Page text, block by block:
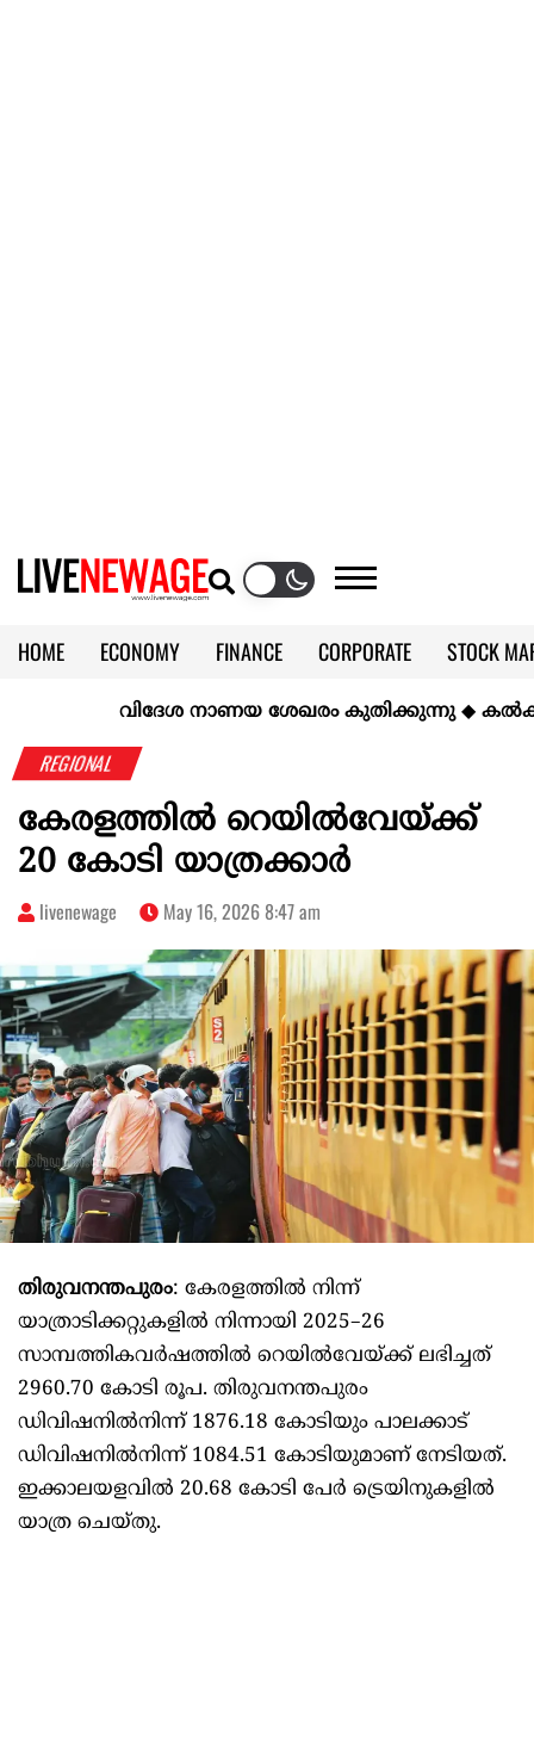
HOME ECONOMY FINANCE CORPORATE
STOCK
KERALA @70
വിദേശ നാണയ ശേഖരം കുതിക്കുന്നു◆
REGIONAL
കേരളത്തിൽ റെയിൽവേയ്‌ക്ക്‌
20 കോടി യാത്രക്കാർ
livenewage May 16, 2026 8:47 am
തിരുവനന്തപുരം: കേരളത്തിൽ നിന്ന്‌
യാത്രാടിക്കറ്റുകളിൽ നിന്നായി 2025–26
സാമ്പത്തികവർഷത്തിൽ റെയിൽവേയ്‌ക്ക്‌ ലഭിച്ചത്‌
2960.70 കോടി രൂപ. തിരുവനന്തപുരം
ഡിവിഷനിൽനിന്ന്‌ 1876.18 കോടിയും പാലക്കാട്‌
ഡിവിഷനിൽനിന്ന്‌ 1084.51 കോടിയുമാണ്‌ നേടിയത്‌.
ഇക്കാലയളവിൽ 20.68 കോടി പേർ ട്രെയിനുകളിൽ
യാത്ര ചെയ്‌തു.